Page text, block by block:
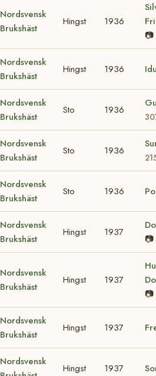
Nordsvensk
Brukshäst
Hingst 1936
📷
Nordsvensk
Brukshäst
Hingst 1936
Nordsvensk
Brukshäst
Sto 1936
Nordsvensk
Brukshäst
Sto 1936
Nordsvensk
Brukshäst
Sto 1936
Nordsvensk
Brukshäst
Hingst 1937
📷
Nordsvensk
Brukshäst
Hingst 1937
📷
Nordsvensk
Brukshäst
Hingst 1937
Nordsvensk
Hingst 1937